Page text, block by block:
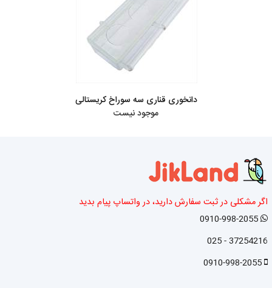
دانخوری قناری سه سوراخ کریستالی
موجود نیست
اگر مشکلی در ثبت سفارش دارید، در واتساپ پیام بدید
0910-998-2055
37254216 - 025
0910-998-2055